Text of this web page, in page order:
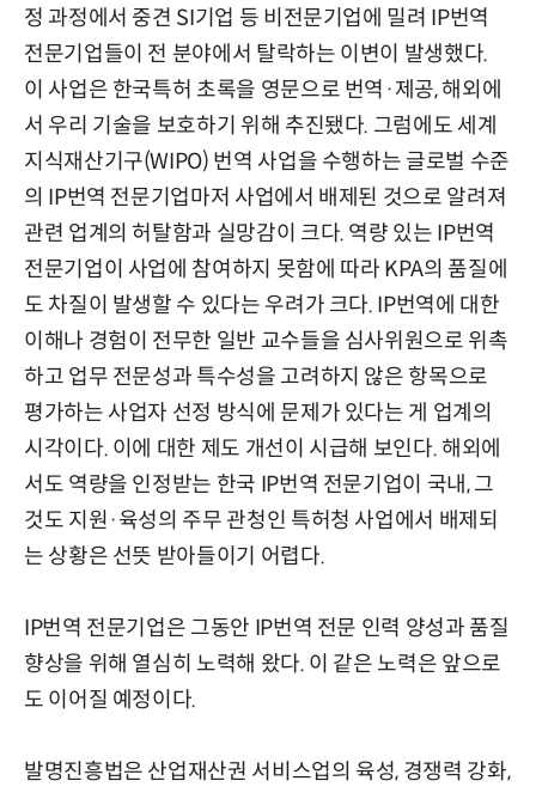
정 과정에서 중견 SI기업 등 비전문기업에 밀려 IP번역
전문기업들이 전 분야에서 탈락하는 이변이 발생했다.
이 사업은 한국특허 초록을 영문으로 번역·제공, 해외에
서 우리 기술을 보호하기 위해 추진됐다. 그럼에도 세계
지식재산기구(WIPO) 번역 사업을 수행하는 글로벌 수준
의 IP번역 전문기업마저 사업에서 배제된 것으로 알려져
관련 업계의 허탈함과 실망감이 크다. 역량 있는 IP번역
전문기업이 사업에 참여하지 못함에 따라 KPA의 품질에
도 차질이 발생할 수 있다는 우려가 크다. IP번역에 대한
이해나 경험이 전무한 일반 교수들을 심사위원으로 위촉
하고 업무 전문성과 특수성을 고려하지 않은 항목으로
평가하는 사업자 선정 방식에 문제가 있다는 게 업계의
시각이다. 이에 대한 제도 개선이 시급해 보인다. 해외에
서도 역량을 인정받는 한국 IP번역 전문기업이 국내, 그
것도 지원·육성의 주무 관청인 특허청 사업에서 배제되
는 상황은 선뜻 받아들이기 어렵다.
IP번역 전문기업은 그동안 IP번역 전문 인력 양성과 품질
향상을 위해 열심히 노력해 왔다. 이 같은 노력은 앞으로
도 이어질 예정이다.
발명진흥법은 산업재산권 서비스업의 육성, 경쟁력 강화,